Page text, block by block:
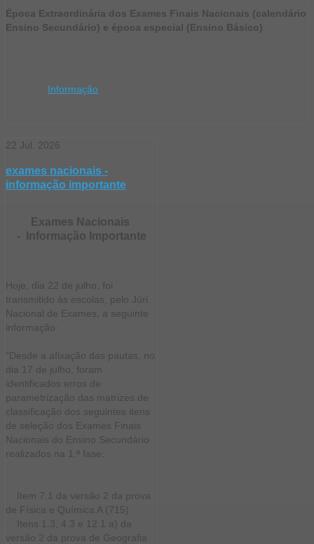
Época Extraordinária dos Exames Finais Nacionais (calendário
Ensino Secundário) e época especial (Ensino Básico)
Informação
22 Jul. 2026
exames nacionais -
informação importante
Exames Nacionais
- Informação Importante
Hoje, dia 22 de julho, foi
transmitido às escolas, pelo Júri
Nacional de Exames, a seguinte
informação:
“Desde a afixação das pautas, no
dia 17 de julho, foram
identificados erros de
parametrização das matrizes de
classificação dos seguintes itens
de seleção dos Exames Finais
Nacionais do Ensino Secundário
realizados na 1.ª fase:
Item 7.1 da versão 2 da prova
de Física e Química A (715)
Itens 1.3, 4.3 e 12.1 a) da
versão 2 da prova de Geografia